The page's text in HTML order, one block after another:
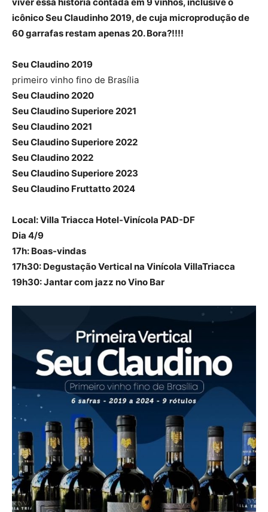
icônico Seu Claudinho 2019, de cuja microprodução de
60 garrafas restam apenas 20. Bora?!!!!
Seu Claudino 2019
primeiro vinho fino de Brasília
Seu Claudino 2020
Seu Claudino Superiore 2021
Seu Claudino 2021
Seu Claudino Superiore 2022
Seu Claudino 2022
Seu Claudino Superiore 2023
Seu Claudino Fruttatto 2024
Local: Villa Triacca Hotel-Vinícola PAD-DF
Dia 4/9
17h: Boas-vindas
17h30: Degustação Vertical na Vinícola VillaTriacca
19h30: Jantar com jazz no Vino Bar